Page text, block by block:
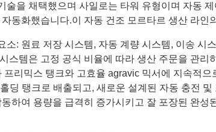
술을 채택했으며 사일로는 타워 유형이며 자동
동화했습니다.이 자동 건조 모르타르 생산 라인
소: 원료 저장 시스템, 자동 계량 시스템, 이송 시
스템은 고정 공식 비율에 따라 생산 주문을 관리
프리믹스 탱크와 고효율 agravic 믹서에 지속적
딩 탱크로 배출되고, 새로운 설계된 자동 충전
하여 용량을 급격히 증가시키고 잘 포장된 완성